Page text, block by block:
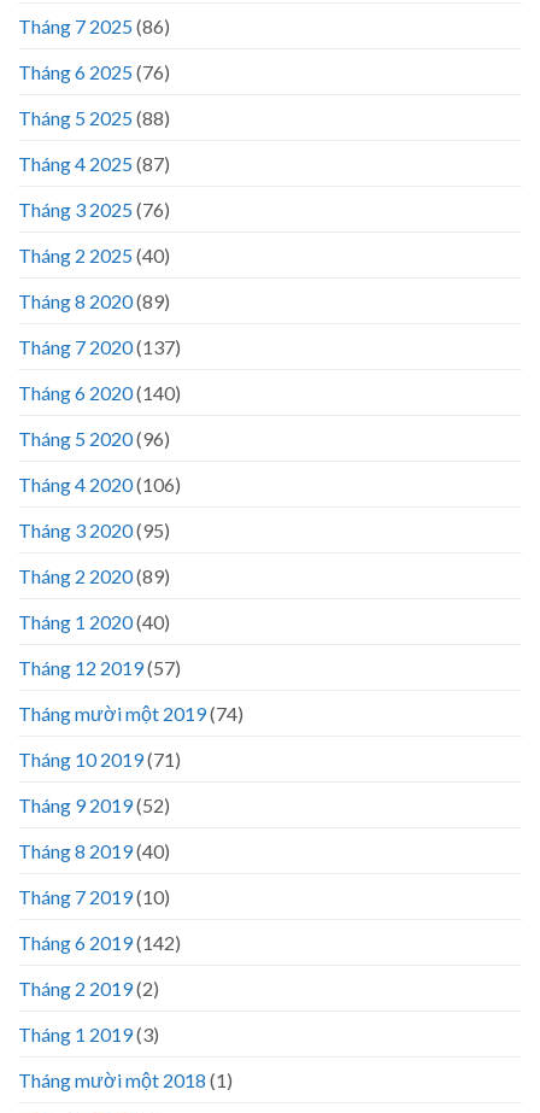
Tháng 7 2025(86)
Tháng 6 2025(76)
Tháng 5 2025(88)
Tháng 4 2025(87)
Tháng 3 2025(76)
Tháng 2 2025(40)
Tháng 8 2020(89)
Tháng 7 2020(137)
Tháng 6 2020(140)
Tháng 5 2020(96)
Tháng 4 2020(106)
Tháng 3 2020(95)
Tháng 2 2020(89)
Tháng 1 2020(40)
Tháng 12 2019(57)
Tháng mười một 2019(74)
Tháng 10 2019(71)
Tháng 9 2019(52)
Tháng 8 2019(40)
Tháng 7 2019(10)
Tháng 6 2019(142)
Tháng 2 2019(2)
Tháng 1 2019(3)
Tháng mười một 2018 (1)